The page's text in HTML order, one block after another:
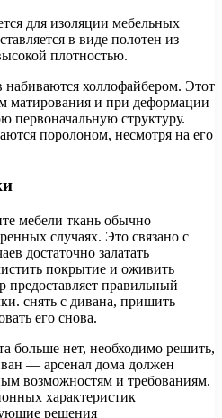
для изоляции мебельных
в виде полотен из
плотностью.
холлофайбером. Этот
матирования и при деформации
первоначальную структуру.
поролоном, несмотря на его
мебели ткань обычно
случаях. Это связано с
достаточно залатать
покрытие и оживить
предоставляет правильный
снять с дивана, пришить
его снова.
больше нет, необходимо решить,
— арсенал дома должен
возможностям и требованиям.
характеристик
решения